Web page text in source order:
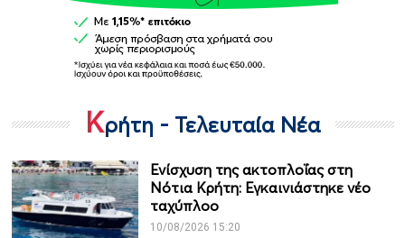
Κρήτη - Τελευταία Νέα
Ενίσχυση της ακτοπλοΐας στη
Νότια Κρήτη: Εγκαινιάστηκε νέο
ταχύπλοο
10/08/2026 15:20